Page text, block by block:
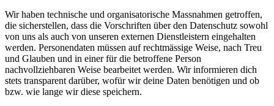
Wir haben technische und organisatorische Massnahmen getroffen,
die sicherstellen, dass die Vorschriften über den Datenschutz sowohl
von uns als auch von unseren externen Dienstleistern eingehalten
werden. Personendaten müssen auf rechtmässige Weise, nach Treu
und Glauben und in einer für die betroffene Person
nachvollziehbaren Weise bearbeitet werden. Wir informieren dich
stets transparent darüber, wofür wir deine Daten benötigen und ob
bzw. wie lange wir diese speichern.